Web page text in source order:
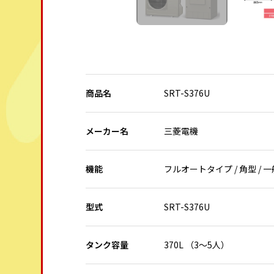
商品名 SRT-S376U
メーカー名 三菱電機
機能 フルオートタイプ / 角型 /
型式 SRT-S376U
タンク容量 370L （3～5人）